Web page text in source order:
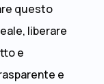
questo
liberare
e
e